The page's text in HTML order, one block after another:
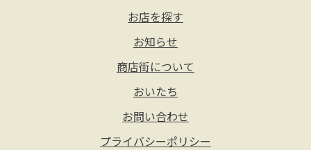
お店を探す
お知らせ
商店街について
おいたち
お問い合わせ
プライバシーポリシー